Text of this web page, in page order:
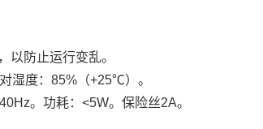
以防止运行变乱。
湿度：85%（+25℃）。
。功耗：<5W。保险丝2A。